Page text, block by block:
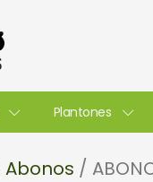
Plantones
Abonos /